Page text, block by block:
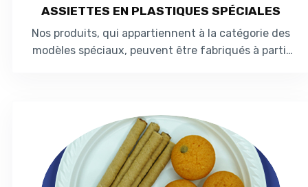
ASSIETTES EN PLASTIQUES SPÉCIALES
Nos produits, qui appartiennent à la catégorie des
modèles spéciaux, peuvent être fabriqués à partir